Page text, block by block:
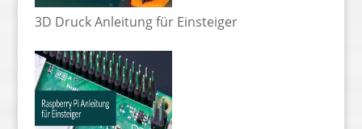
3D Druck Anleitung für Einsteiger